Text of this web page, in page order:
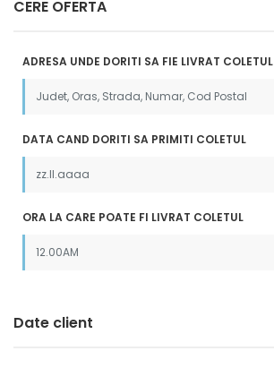
CERE OFERTA
ADRESA UNDE DORITI SA FIE LIVRAT COLETUL
DATA CAND DORITI SA PRIMITI COLETUL
ORA LA CARE POATE FI LIVRAT COLETUL
Date client